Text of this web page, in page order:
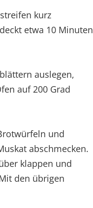
kurz
etwa 10 Minuten
auslegen,
auf 200 Grad
und
abschmecken.
klappen und
den übrigen